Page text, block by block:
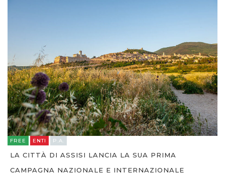
FREE ENTI P.A.
LA CITTÀ DI ASSISI LANCIA LA SUA PRIMA
CAMPAGNA NAZIONALE E INTERNAZIONALE